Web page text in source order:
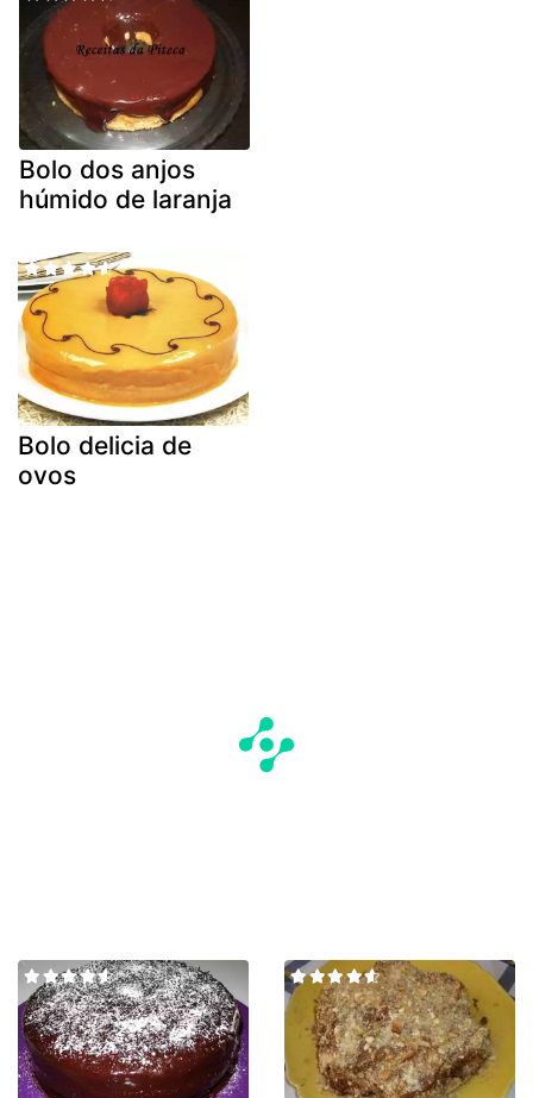
Bolo dos anjos
húmido de laranja
Bolo delicia de
ovos